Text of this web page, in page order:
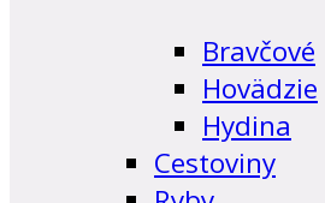
Bravčové
Hovädzie
Hydina
Cestoviny